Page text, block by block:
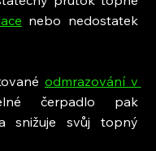
nebo nedostatek
odmrazování v
čerpadlo pak
snižuje svůj topný